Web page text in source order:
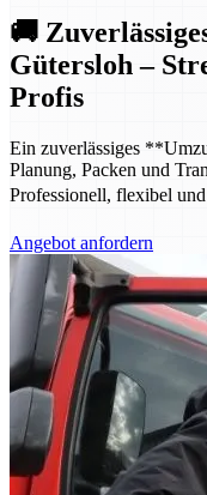
🚚
Gütersloh –
Profis
Ein zuverlässiges
Planung, Packen und
Professionell, flexibel
Angebot anfordern